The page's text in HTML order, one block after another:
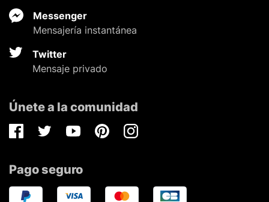
Messenger
Mensajería instantánea
Twitter
Mensaje privado
Únete a la comunidad
FacebookTwitterYoutubePinterestInstagram
Pago seguro